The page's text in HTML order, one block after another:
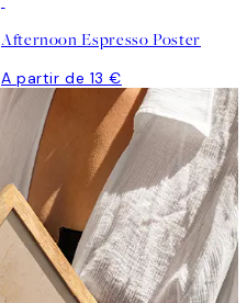
Afternoon Espresso Poster
A partir de 13 €